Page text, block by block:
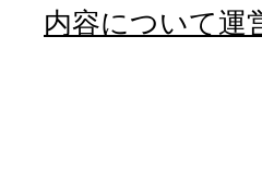
内容について運